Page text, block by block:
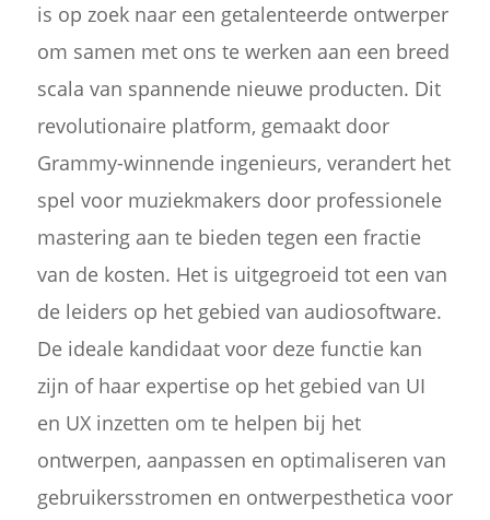
is op zoek naar een getalenteerde ontwerper
om samen met ons te werken aan een breed
scala van spannende nieuwe producten. Dit
revolutionaire platform, gemaakt door
Grammy-winnende ingenieurs, verandert het
spel voor muziekmakers door professionele
mastering aan te bieden tegen een fractie
van de kosten. Het is uitgegroeid tot een van
de leiders op het gebied van audiosoftware.
De ideale kandidaat voor deze functie kan
zijn of haar expertise op het gebied van UI
en UX inzetten om te helpen bij het
ontwerpen, aanpassen en optimaliseren van
gebruikersstromen en ontwerpesthetica voor